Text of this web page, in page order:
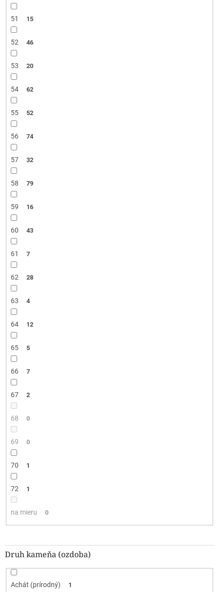
51 15
52 46
53 20
54 62
55 52
56 74
57 32
58 79
59 16
60 43
61 7
62 28
63 4
64 12
65 5
66 7
67 2
68 0
69 0
70 1
72 1
na mieru 0
Druh kameňa (ozdoba)
Achát (prírodný) 1